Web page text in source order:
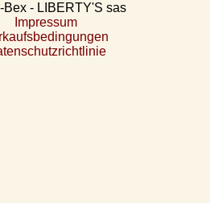
Bex - LIBERTY'S sas
Impressum